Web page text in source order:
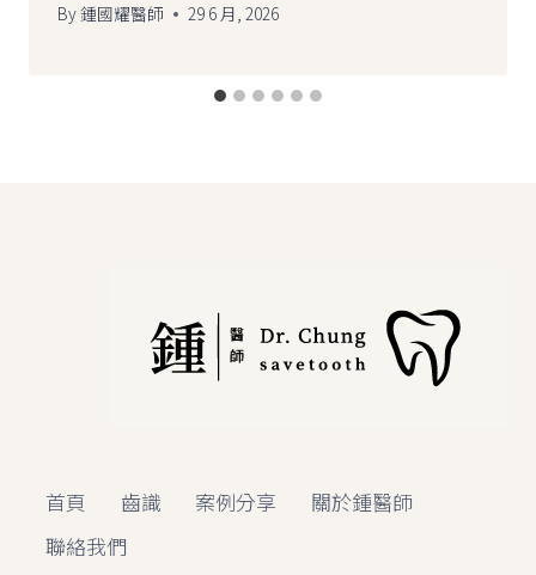
By鍾國耀醫師 29 6 月, 2026
首頁 齒識 案例分享
關於鍾醫師
聯絡我們